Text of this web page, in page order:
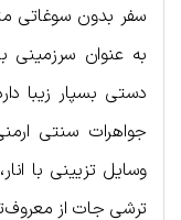
سفر بدون سوغاتی
به عنوان سرزمینی
دستی بسپار زیبا
جواهرات سنتی
وسایل تزیینی با
ترشی جات از